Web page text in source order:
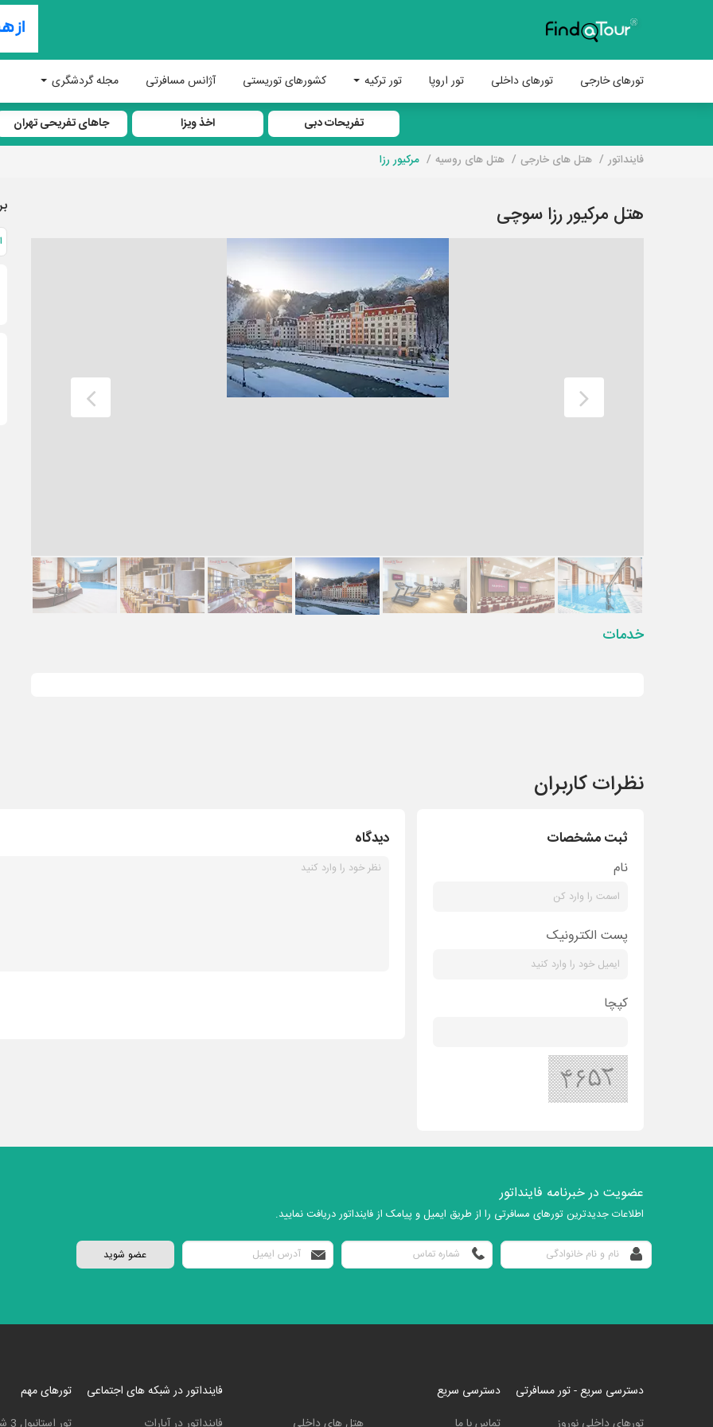
تورهای خارجی تورهای داخلی تور اروپا تور ترکیه کشورهای توریستی آژانس مسافرتی مجله گردشگری
تفریحات دبی اخذ ویزا جاهای تفریحی تهران
فاینداتور هتل های خارجی هتل های روسیه مرکیور رزا
هتل مرکیور رزا سوچی
خدمات
نظرات کاربران
ثبت مشخصات
نام
پست الکترونیک
کپچا
دیدگاه
عضویت در خبرنامه فاینداتور
اطلاعات جدیدترین تورهای مسافرتی را از طریق ایمیل و پیامک از فاینداتور دریافت نمایید.
دسترسی سریع - تور مسافرتی
دسترسی سریع
فاینداتور در شبکه های اجتماعی
تورهای مهم